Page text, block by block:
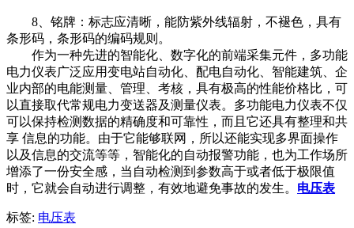
8、铭牌：标志应清晰，能防紫外线辐射，不褪色，具有
条形码，条形码的编码规则。
作为一种先进的智能化、数字化的前端采集元件，多功能
电力仪表广泛应用变电站自动化、配电自动化、智能建筑、企
业内部的电能测量、管理、考核，具有极高的性能价格比，可
以直接取代常规电力变送器及测量仪表。多功能电力仪表不仅
可以保持检测数据的精确度和可靠性，而且它还具有整理和共
享 信息的功能。由于它能够联网，所以还能实现多界面操作
以及信息的交流等等，智能化的自动报警功能，也为工作场所
增添了一份安全感，当自动检测到参数高于或者低于极限值
时，它就会自动进行调整，有效地避免事故的发生。 电压表
标签: 电压表​